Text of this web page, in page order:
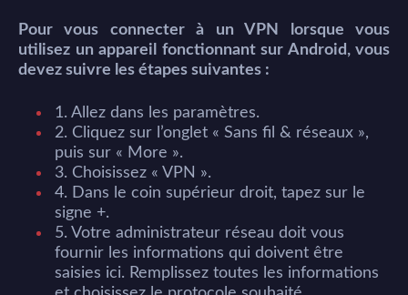
Pour vous connecter à un VPN lorsque vous
utilisez un appareil fonctionnant sur Android, vous
devez suivre les étapes suivantes :
1. Allez dans les paramètres.
2. Cliquez sur l’onglet « Sans fil & réseaux »,
puis sur « More ».
3. Choisissez « VPN ».
4. Dans le coin supérieur droit, tapez sur le
signe +.
5. Votre administrateur réseau doit vous
fournir les informations qui doivent être
saisies ici. Remplissez toutes les informations